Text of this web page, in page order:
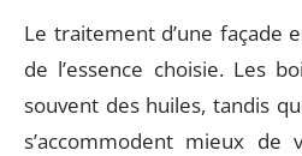
Le traitement d’une façade
de l’essence choisie. Les
souvent des huiles, tandis
s’accommodent mieux de